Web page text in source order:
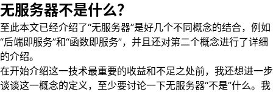
无服务器不是什么？
至此本文已经介绍了“无服务器”是好几个不同概念的结合，例如
“后端即服务”和“函数即服务”，并且还对第二个概念进行了详细
的介绍。
在开始介绍这一技术最重要的收益和不足之处前，我还想进一步
谈谈这一概念的定义，至少要讨论一下无服务器“不是”什么。我